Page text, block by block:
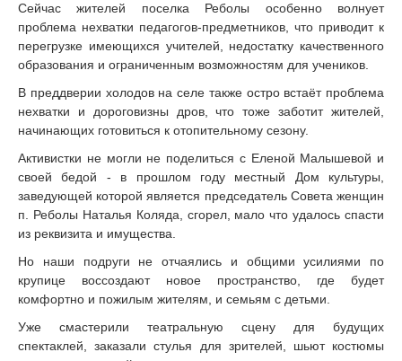
Сейчас жителей поселка Реболы особенно волнует
проблема нехватки педагогов-предметников, что приводит к
перегрузке имеющихся учителей, недостатку качественного
образования и ограниченным возможностям для учеников.
В преддверии холодов на селе также остро встаёт проблема
нехватки и дороговизны дров, что тоже заботит жителей,
начинающих готовиться к отопительному сезону.
Активистки не могли не поделиться с Еленой Малышевой и
своей бедой - в прошлом году местный Дом культуры,
заведующей которой является председатель Совета женщин
п. Реболы Наталья Коляда, сгорел, мало что удалось спасти
из реквизита и имущества.
Но наши подруги не отчаялись и общими усилиями по
крупице воссоздают новое пространство, где будет
комфортно и пожилым жителям, и семьям с детьми.
Уже смастерили театральную сцену для будущих
спектаклей, заказали стулья для зрителей, шьют костюмы